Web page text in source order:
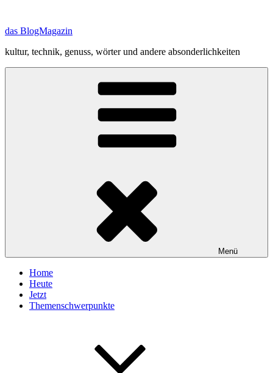
springen
das BlogMagazin
kultur, technik, genuss, wörter und andere absonderlichkeiten
Menü
Home
Heute
Jetzt
Themenschwerpunkte